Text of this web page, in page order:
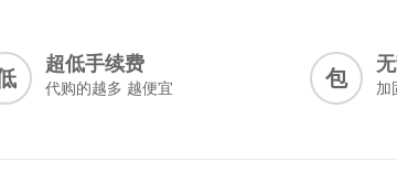
超低手续费
代购的越多 越便宜 包 加